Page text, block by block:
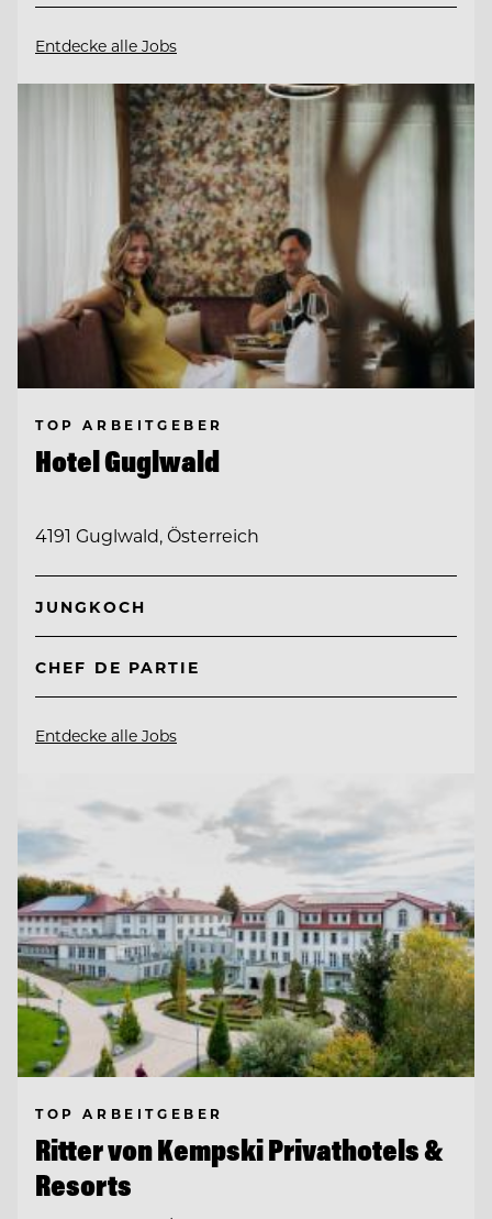
Entdecke alle Jobs
TOP ARBEITGEBER
Hotel Guglwald
4191 Guglwald, Österreich
JUNGKOCH
CHEF DE PARTIE
Entdecke alle Jobs
TOP ARBEITGEBER
Ritter von Kempski Privathotels &
Resorts